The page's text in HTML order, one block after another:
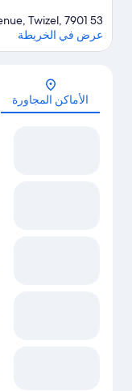
53 Freda Du Faur Avenue, Twizel, 7901
عرض في الخريطة
الأماكن المجاورة